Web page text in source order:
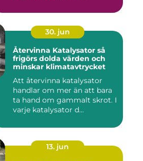
30. jun
Återvinna Katalysator så
frigörs dolda värden och
minskar klimatavtrycket
Att återvinna katalysator
handlar om mer än att bara
ta hand om gammalt skrot. I
varje katalysator d...
13. jun